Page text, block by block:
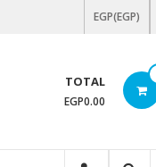
EGP(EGP)
TOTAL
EGP0.00